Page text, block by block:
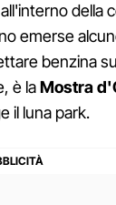
della
emerse
benzina
è laMostra
il luna park.